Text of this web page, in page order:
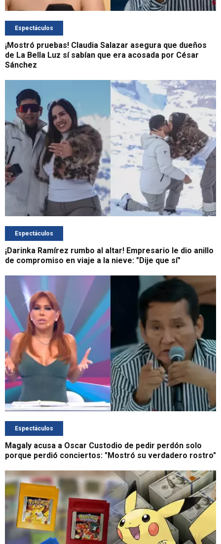
Espectáculos
¡Mostró pruebas! Claudia Salazar asegura que dueños
de La Bella Luz sí sabían que era acosada por César
Sánchez
Espectáculos
¡Darinka Ramírez rumbo al altar! Empresario le dio anillo
de compromiso en viaje a la nieve: "Dije que sí"
Espectáculos
Magaly acusa a Oscar Custodio de pedir perdón solo
porque perdió conciertos: "Mostró su verdadero rostro"